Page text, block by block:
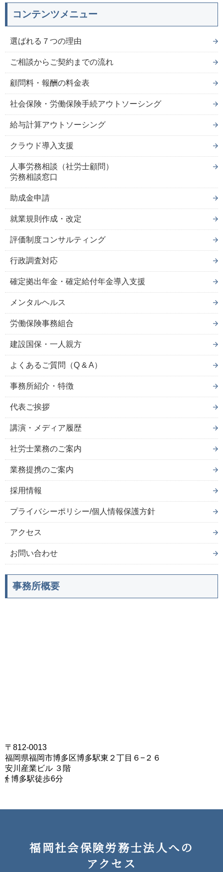
コンテンツメニュー
選ばれる７つの理由
ご相談からご契約までの流れ
顧問料・報酬の料金表
社会保険・労働保険手続アウトソーシング
給与計算アウトソーシング
クラウド導入支援
人事労務相談（社労士顧問）
労務相談窓口
助成金申請
就業規則作成・改定
評価制度コンサルティング
行政調査対応
確定拠出年金・確定給付年金導入支援
メンタルヘルス
労働保険事務組合
建設国保・一人親方
よくあるご質問（Q & A）
事務所紹介・特徴
代表ご挨拶
講演・メディア履歴
社労士業務のご案内
業務提携のご案内
採用情報
プライバシーポリシー/個人情報保護方針
アクセス
お問い合わせ
事務所概要
〒812-0013
福岡県福岡市博多区博多駅東２丁目６−２６
安川産業ビル ３階
博多駅徒歩6分
福岡社会保険労務士法人への
アクセス